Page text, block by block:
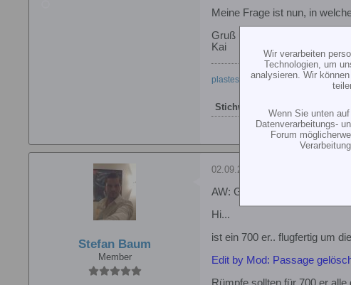
Meine Frage ist nun, in
Gruß und Dank
Kai
plastes.de
Stichworte: -
Stefan Baum
Member
02.09.2013, 10:20
AW: Genesis Benda und
Hi...
ist ein 700 er.. flugfertig um
Edit by Mod: Passage
Rümpfe sollten für 700 er alle
Wir verarbeiten
Technologien, um
analysieren. Wir
Wenn Sie unten
Datenverarbeitungs-
Forum